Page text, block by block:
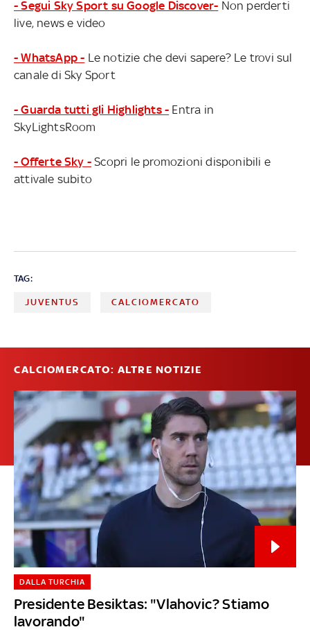
- Segui Sky Sport su Google Discover- Non perderti
live, news e video
- WhatsApp - Le notizie che devi sapere? Le trovi sul
canale di Sky Sport
- Guarda tutti gli Highlights - Entra in
SkyLightsRoom
- Offerte Sky - Scopri le promozioni disponibili e
attivale subito
TAG:
JUVENTUS CALCIOMERCATO
CALCIOMERCATO: ALTRE NOTIZIE
Presidente Besiktas: "Vlahovic? Stiamo
lavorando"
DALLA TURCHIA